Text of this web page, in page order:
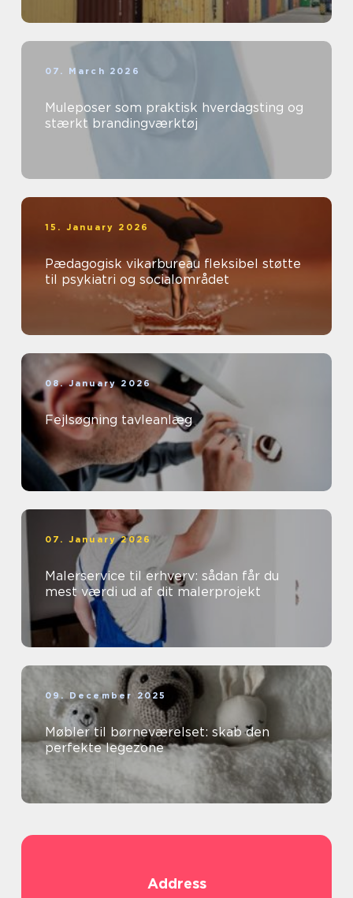
07. March 2026
Muleposer som praktisk hverdagsting og
stærkt brandingværktøj
15. January 2026
Pædagogisk vikarbureau fleksibel støtte
til psykiatri og socialområdet
08. January 2026
Fejlsøgning tavleanlæg
07. January 2026
Malerservice til erhverv: sådan får du
mest værdi ud af dit malerprojekt
09. December 2025
Møbler til børneværelset: skab den
perfekte legezone
Address